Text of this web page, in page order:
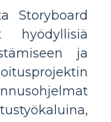
Storyboard
hyödyllisiä
ja